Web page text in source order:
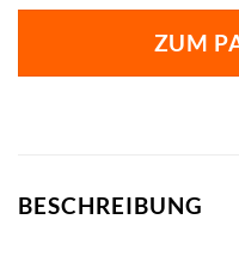
ZUM
BESCHREIBUNG